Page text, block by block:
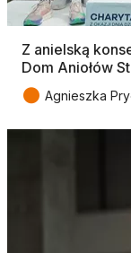
Z anielską
Dom Aniołów
● Agnieszka